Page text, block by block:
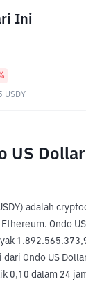
Ini
USDY
US
adalah
Ondo
Ondo US
0,10 dalam 24